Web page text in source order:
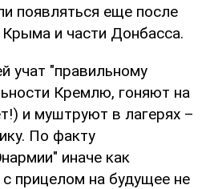
появляться еще после
Крыма и части Донбасса.
учат "правильному
Кремлю, гоняют на
и муштруют в лагерях –
По факту
иначе как
прицелом на будущее не